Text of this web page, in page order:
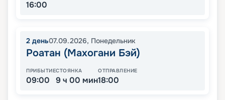
16:00
2 день07.09.2026, Понедельник
Роатан (Махогани Бэй)
ПРИБЫТИЕ
09:00
СТОЯНКА
9 ч 00 мин
ОТПРАВЛЕНИЕ
18:00